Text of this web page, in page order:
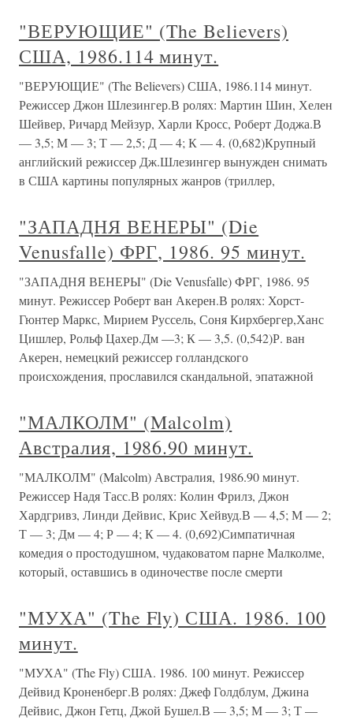
"ВЕРУЮЩИЕ" (The Believers)
США, 1986.114 минут.
"ВЕРУЮЩИЕ" (The Believers) США, 1986.114 минут.
Режиссер Джон Шлезингер.В ролях: Мартин Шин, Хелен
Шейвер, Ричард Мейзур, Харли Кросс, Роберт Доджа.В
— 3,5; М — 3; Т — 2,5; Д — 4; К — 4. (0,682)Крупный
английский режиссер Дж.Шлезингер вынужден снимать
в США картины популярных жанров (триллер,
"ЗАПАДНЯ ВЕНЕРЫ" (Die
Venusfalle) ФРГ, 1986. 95 минут.
"ЗАПАДНЯ ВЕНЕРЫ" (Die Venusfalle) ФРГ, 1986. 95
минут. Режиссер Роберт ван Акерен.В ролях: Хорст-
Гюнтер Маркс, Мирием Руссель, Соня Кирхбергер,Ханс
Цишлер, Рольф Цахер.Дм —3; К — 3,5. (0,542)Р. ван
Акерен, немецкий режиссер голландского
происхождения, прославился скандальной, эпатажной
"МАЛКОЛМ" (Malcolm)
Австралия, 1986.90 минут.
"МАЛКОЛМ" (Malcolm) Австралия, 1986.90 минут.
Режиссер Надя Тасс.В ролях: Колин Фрилз, Джон
Хардгривз, Линди Дейвис, Крис Хейвуд.В — 4,5; М — 2;
Т — 3; Дм — 4; Р — 4; К — 4. (0,692)Симпатичная
комедия о простодушном, чудаковатом парне Малколме,
который, оставшись в одиночестве после смерти
"МУХА" (The Fly) США. 1986. 100
минут.
"МУХА" (The Fly) США. 1986. 100 минут. Режиссер
Дейвид Кроненберг.В ролях: Джеф Голдблум, Джина
Дейвис, Джон Гетц, Джой Бушел.В — 3,5; М — 3; Т —